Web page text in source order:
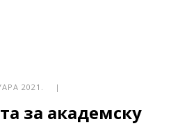
2021. |
за академску